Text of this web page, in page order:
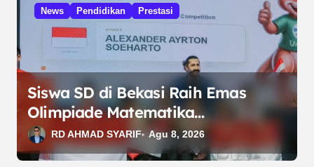
o
s
News Pendidikan Prestasi
Siswa SD di Bekasi Raih Emas
Olimpiade Matematika
Internasional di Malaysia
RD AHMAD SYARIF Agu 8, 2026